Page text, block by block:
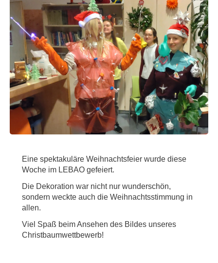
Eine spektakuläre Weihnachtsfeier wurde diese
Woche im LEBAO gefeiert.
Die Dekoration war nicht nur wunderschön,
sondern weckte auch die Weihnachtsstimmung in
allen.
Viel Spaß beim Ansehen des Bildes unseres
Christbaumwettbewerb!